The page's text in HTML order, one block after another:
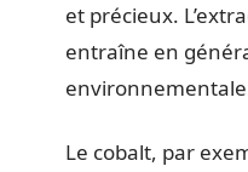
et précieux.
entraîne en
Le cobalt, par